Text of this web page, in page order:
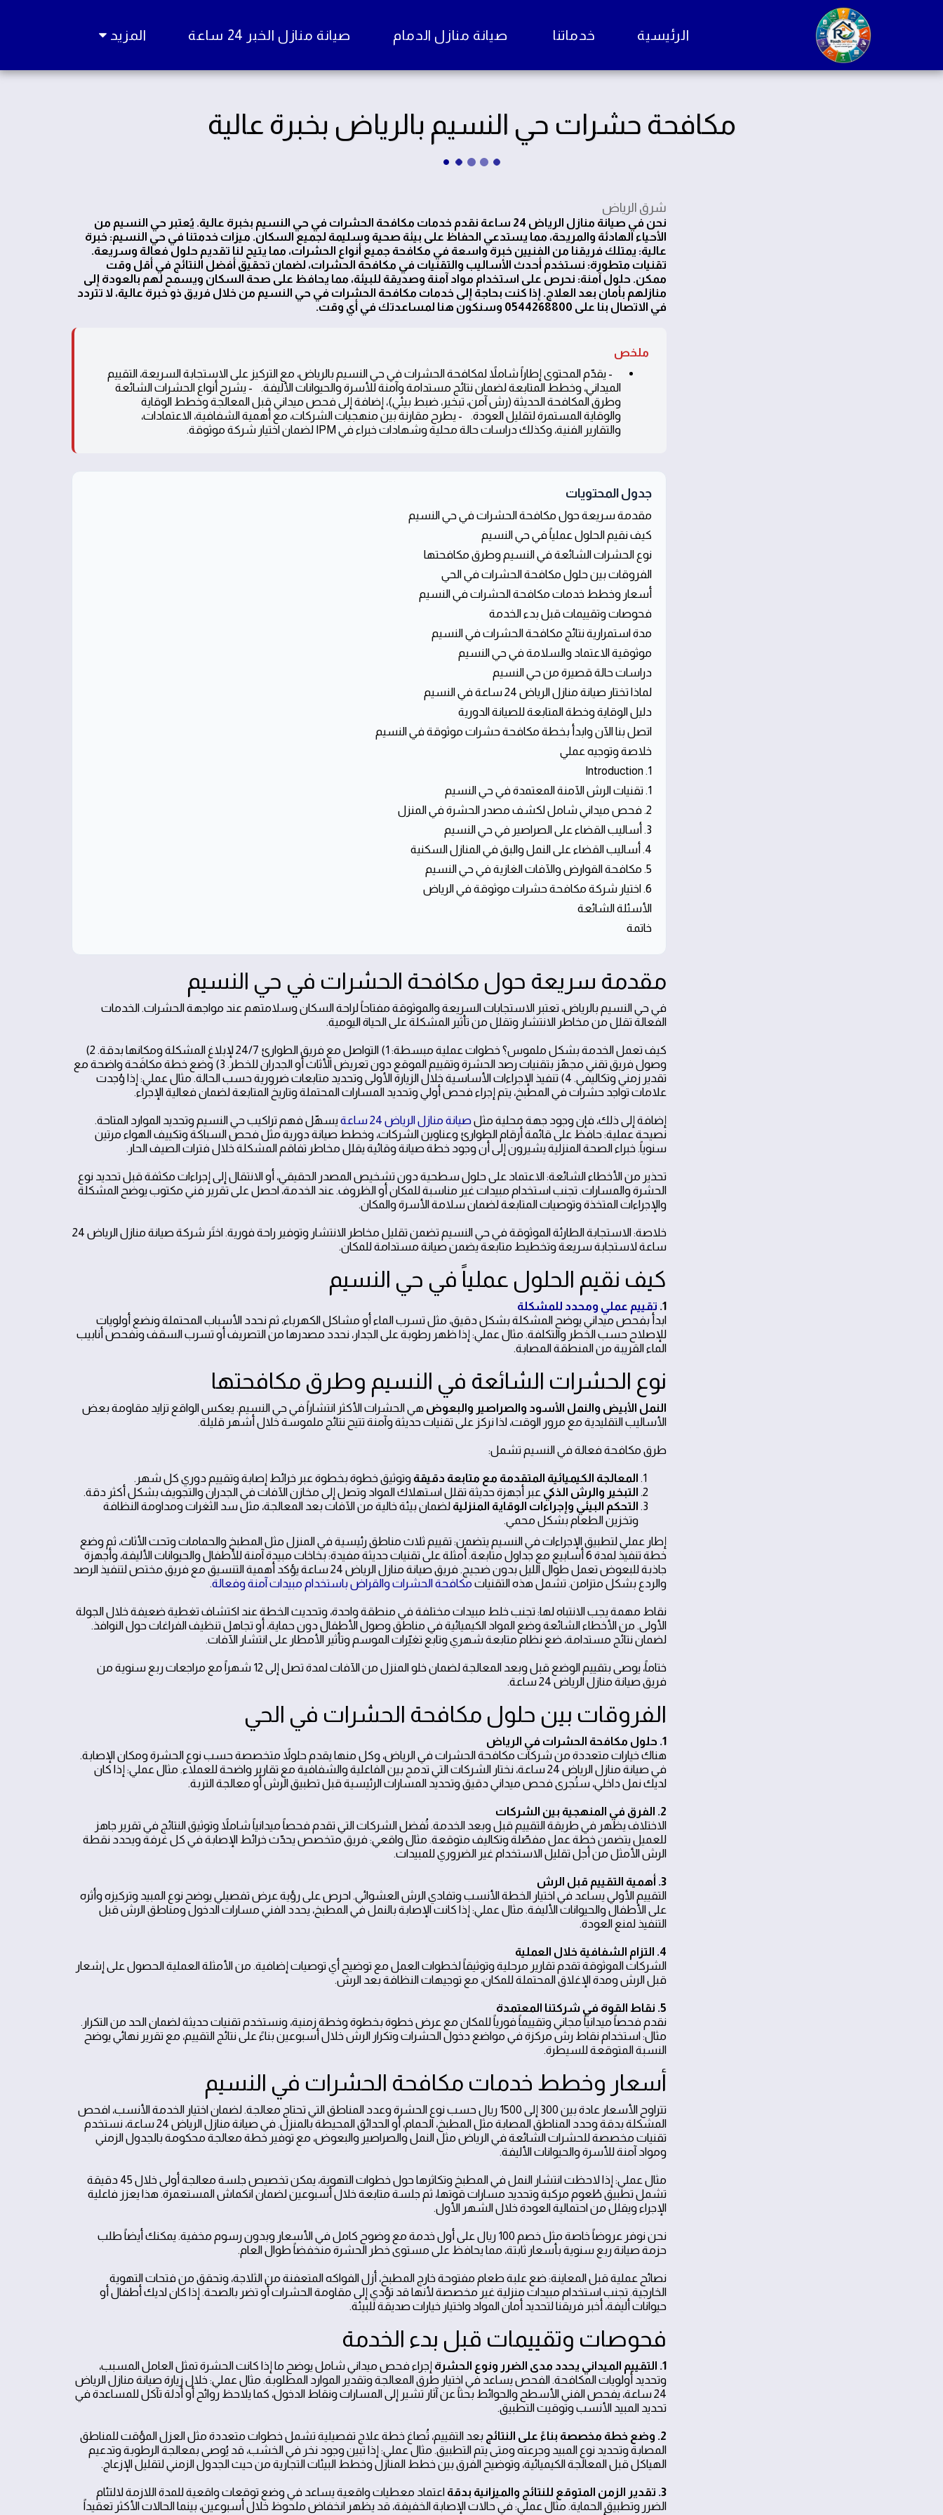
الرئيسية خدماتنا صيانة منازل الدمام صيانة منازل الخبر 24 ساعة المزيد
مكافحة حشرات حي النسيم بالرياض بخبرة عالية
شرق الرياض
نحن في صيانة منازل الرياض 24 ساعة نقدم خدمات مكافحة الحشرات في حي النسيم بخبرة عالية. يُعتبر حي النسيم من
الأحياء الهادئة والمريحة، مما يستدعي الحفاظ على بيئة صحية وسليمة لجميع السكان. ميزات خدمتنا في حي النسيم: خبرة
عالية: يمتلك فريقنا من الفنيين خبرة واسعة في مكافحة جميع أنواع الحشرات، مما يتيح لنا تقديم حلول فعالة وسريعة.
تقنيات متطورة: نستخدم أحدث الأساليب والتقنيات في مكافحة الحشرات، لضمان تحقيق أفضل النتائج في أقل وقت
ممكن. حلول آمنة: نحرص على استخدام مواد آمنة وصديقة للبيئة، مما يحافظ على صحة السكان ويسمح لهم بالعودة إلى
منازلهم بأمان بعد العلاج. إذا كنت بحاجة إلى خدمات مكافحة الحشرات في حي النسيم من خلال فريق ذو خبرة عالية، لا تتردد
في الاتصال بنا على 0544268800 وسنكون هنا لمساعدتك في أي وقت.
ملخص
- يقدّم المحتوى إطاراً شاملاً لمكافحة الحشرات في حي النسيم بالرياض، مع التركيز على الاستجابة السريعة، التقييم
الميداني، وخطط المتابعة لضمان نتائج مستدامة وآمنة للأسرة والحيوانات الأليفة. - يشرح أنواع الحشرات الشائعة
وطرق المكافحة الحديثة (رش آمن، تبخير، ضبط بيئي)، إضافة إلى فحص ميداني قبل المعالجة وخطط الوقاية
والوقاية المستمرة لتقليل العودة. - يطرح مقارنة بين منهجيات الشركات، مع أهمية الشفافية، الاعتمادات،
والتقارير الفنية، وكذلك دراسات حالة محلية وشهادات خبراء في IPM لضمان اختيار شركة موثوقة.
جدول المحتويات
مقدمة سريعة حول مكافحة الحشرات في حي النسيم
كيف نقيم الحلول عملياً في حي النسيم
نوع الحشرات الشائعة في النسيم وطرق مكافحتها
الفروقات بين حلول مكافحة الحشرات في الحي
أسعار وخطط خدمات مكافحة الحشرات في النسيم
فحوصات وتقييمات قبل بدء الخدمة
مدة استمرارية نتائج مكافحة الحشرات في النسيم
موثوقية الاعتماد والسلامة في حي النسيم
دراسات حالة قصيرة من حي النسيم
لماذا تختار صيانة منازل الرياض 24 ساعة في النسيم
دليل الوقاية وخطة المتابعة للصيانة الدورية
اتصل بنا الآن وابدأ بخطة مكافحة حشرات موثوقة في النسيم
خلاصة وتوجيه عملي
1. Introduction
1. تقنيات الرش الآمنة المعتمدة في حي النسيم
2. فحص ميداني شامل لكشف مصدر الحشرة في المنزل
3. أساليب القضاء على الصراصير في حي النسيم
4. أساليب القضاء على النمل والبق في المنازل السكنية
5. مكافحة القوارض والآفات الغازية في حي النسيم
6. اختيار شركة مكافحة حشرات موثوقة في الرياض
الأسئلة الشائعة
خاتمة
مقدمة سريعة حول مكافحة الحشرات في حي النسيم
في حي النسيم بالرياض، تعتبر الاستجابات السريعة والموثوقة مفتاحاً لراحة السكان وسلامتهم عند مواجهة الحشرات. الخدمات
الفعالة تقلل من مخاطر الانتشار وتقلل من تأثير المشكلة على الحياة اليومية.
كيف تعمل الخدمة بشكل ملموس؟ خطوات عملية مبسطة: 1) التواصل مع فريق الطوارئ 24/7 لإبلاغ المشكلة ومكانها بدقة. 2)
وصول فريق تقني مجهّز بتقنيات رصد الحشرة وتقييم الموقع دون تعريض الأثاث أو الجدران للخطر. 3) وضع خطة مكافَحة واضحة مع
تقدير زمني وتكاليفي. 4) تنفيذ الإجراءات الأساسية خلال الزيارة الأولى وتحديد متابعات ضرورية حسب الحالة. مثال عملي: إذا وُجدت
علامات تواجد حشرات في المطبخ، يتم إجراء فحص أولي وتحديد المسارات المحتملة وتاريخ المتابعة لضمان فعالية الإجراء.
إضافة إلى ذلك، فإن وجود جهة محلية مثلصيانة منازل الرياض 24 ساعة
يسهّل فهم تراكيب حي النسيم وتحديد الموارد المتاحة.
نصيحة عملية: حافظ على قائمة أرقام الطوارئ وعناوين الشركات، وخطط صيانة دورية مثل فحص السباكة وتكييف الهواء مرتين
سنوياً. خبراء الصحة المنزلية يشيرون إلى أن وجود خطة صيانة وقائية يقلل مخاطر تفاقم المشكلة خلال فترات الصيف الحار.
تحذير من الأخطاء الشائعة: الاعتماد على حلول سطحية دون تشخيص المصدر الحقيقي، أو الانتقال إلى إجراءات مكثفة قبل تحديد نوع
الحشرة والمسارات. تجنب استخدام مبيدات غير مناسبة للمكان أو الظروف. عند الخدمة، احصل على تقرير فني مكتوب يوضح المشكلة
والإجراءات المتخذة وتوصيات المتابعة لضمان سلامة الأسرة والمكان.
خلاصة: الاستجابة الطارئة الموثوقة في حي النسيم تضمن تقليل مخاطر الانتشار وتوفير راحة فورية. اختَر شركة صيانة منازل الرياض 24
ساعة لاستجابة سريعة وتخطيط متابعة يضمن صيانة مستدامة للمكان.
كيف نقيم الحلول عملياً في حي النسيم
1. تقييم عملي ومحدد للمشكلة
ابدأ بفحص ميداني يوضح المشكلة بشكل دقيق، مثل تسرب الماء أو مشاكل الكهرباء، ثم نحدد الأسباب المحتملة ونضع أولويات
للإصلاح حسب الخطر والتكلفة. مثال عملي: إذا ظهر رطوبة على الجدار، نحدد مصدرها من التصريف أو تسرب السقف ونفحص أنابيب
الماء القريبة من المنطقة المصابة.
نوع الحشرات الشائعة في النسيم وطرق مكافحتها
النمل الأبيض والنمل الأسود والصراصير والبعوض هي الحشرات الأكثر انتشاراً في حي النسيم. يعكس الواقع تزايد مقاومة بعض
الأساليب التقليدية مع مرور الوقت، لذا نركز على تقنيات حديثة وآمنة تتيح نتائج ملموسة خلال أشهر قليلة.
طرق مكافحة فعالة في النسيم تشمل:
المعالجة الكيميائية المتقدمة مع متابعة دقيقة وتوثيق خطوة بخطوة عبر خرائط إصابة وتقييم دوري كل شهر.
التبخير والرش الذكي عبر أجهزة حديثة تقلل استهلاك المواد وتصل إلى مخازن الآفات في الجدران والتجويف بشكل أكثر دقة.
التحكم البيئي وإجراءات الوقاية المنزلية لضمان بيئة خالية من الآفات بعد المعالجة، مثل سد الثغرات ومداومة النظافة
وتخزين الطعام بشكل محمي.
إطار عملي لتطبيق الإجراءات في النسيم يتضمن: تقييم ثلاث مناطق رئيسية في المنزل مثل المطبخ والحمامات وتحت الأثاث، ثم وضع
خطة تنفيذ لمدة 6 أسابيع مع جداول متابعة. أمثلة على تقنيات حديثة مفيدة: بخاخات مبيدة آمنة للأطفال والحيوانات الأليفة، وأجهزة
جاذبة للبعوض تعمل طوال الليل بدون ضجيج. فريق صيانة منازل الرياض 24 ساعة يؤكد أهمية التنسيق مع فريق مختص لتنفيذ الرصد
والردع بشكل متزامن. تشمل هذه التقنيات مكافحة الحشرات والقراض باستخدام مبيدات آمنة وفعالة.
نقاط مهمة يجب الانتباه لها: تجنب خلط مبيدات مختلفة في منطقة واحدة، وتحديث الخطة عند اكتشاف تغطية ضعيفة خلال الجولة
الأولى. من الأخطاء الشائعة وضع المواد الكيميائية في مناطق وصول الأطفال دون حماية، أو تجاهل تنظيف الفراغات حول النوافذ.
لضمان نتائج مستدامة، ضع نظام متابعة شهري وتابع تغيّرات الموسم وتأثير الأمطار على انتشار الآفات.
ختاماً، يوصى بتقييم الوضع قبل وبعد المعالجة لضمان خلو المنزل من الآفات لمدة تصل إلى 12 شهراً مع مراجعات ربع سنوية من
فريق صيانة منازل الرياض 24 ساعة.
الفروقات بين حلول مكافحة الحشرات في الحي
1. حلول مكافحة الحشرات في الرياض
هناك خيارات متعددة من شركات مكافحة الحشرات في الرياض، وكل منها يقدم حلولاً متخصصة حسب نوع الحشرة ومكان الإصابة.
في صيانة منازل الرياض 24 ساعة، نختار الشركات التي تدمج بين الفاعلية والشفافية مع تقارير واضحة للعملاء. مثال عملي: إذا كان
لديك نمل داخلي، ستُجرى فحص ميداني دقيق وتحديد المسارات الرئيسية قبل تطبيق الرش أو معالجة التربة.
2. الفرق في المنهجية بين الشركات
الاختلاف يظهر في طريقة التقييم قبل وبعد الخدمة. تُفضل الشركات التي تقدم فحصاً ميدانياً شاملاً وتوثيق النتائج في تقرير جاهز
للعميل يتضمن خطة عمل مفصّلة وتكاليف متوقعة. مثال واقعي: فريق متخصص يحدّث خرائط الإصابة في كل غرفة ويحدد نقطة
الرش الأمثل من أجل تقليل الاستخدام غير الضروري للمبيدات.
3. أهمية التقييم قبل الرش
التقييم الأولي يساعد في اختيار الخطة الأنسب وتفادي الرش العشوائي. احرص على رؤية عرض تفصيلي يوضح نوع المبيد وتركيزه وأثره
على الأطفال والحيوانات الأليفة. مثال عملي: إذا كانت الإصابة بالنمل في المطبخ، يحدد الفني مسارات الدخول ومناطق الرش قبل
التنفيذ لمنع العودة.
4. التزام الشفافية خلال العملية
الشركات الموثوقة تقدم تقارير مرحلية وتوثيقاً لخطوات العمل مع توضيح أي توصيات إضافية. من الأمثلة العملية الحصول على إشعار
قبل الرش ومدة الإغلاق المحتملة للمكان، مع توجيهات النظافة بعد الرش.
5. نقاط القوة في شركتنا المعتمدة
نقدم فحصاً ميدانياً مجاني وتقييماً فورياً للمكان مع عرض خطوة بخطوة وخطة زمنية، ونستخدم تقنيات حديثة لضمان الحد من التكرار.
مثال: استخدام نقاط رش مركزة في مواضع دخول الحشرات وتكرار الرش خلال أسبوعين بناءً على نتائج التقييم، مع تقرير نهائي يوضح
النسبة المتوقعة للسيطرة.
أسعار وخطط خدمات مكافحة الحشرات في النسيم
تتراوح الأسعار عادة بين 300 إلى 1500 ريال حسب نوع الحشرة وعدد المناطق التي تحتاج معالجة. لضمان اختيار الخدمة الأنسب، افحص
المشكلة بدقة وحدد المناطق المصابة مثل المطبخ، الحمام، أو الحدائق المحيطة بالمنزل. في صيانة منازل الرياض 24 ساعة، نستخدم
تقنيات مخصصة للحشرات الشائعة في الرياض مثل النمل والصراصير والبعوض، مع توفير خطة معالجة محكومة بالجدول الزمني
ومواد آمنة للأسرة والحيوانات الأليفة.
مثال عملي: إذا لاحظت انتشار النمل في المطبخ وتكاثرها حول خطوات التهوية، يمكن تخصيص جلسة معالجة أولى خلال 45 دقيقة
تشمل تطبيق طُعوم مركبة وتحديد مسارات قوتها، ثم جلسة متابعة خلال أسبوعين لضمان انكماش المستعمرة. هذا يعزز فاعلية
الإجراء ويقلل من احتمالية العودة خلال الشهر الأول.
نحن نوفر عروضاً خاصة مثل خصم 100 ريال على أول خدمة مع وضوح كامل في الأسعار وبدون رسوم مخفية. يمكنك أيضاً طلب
حزمة صيانة ربع سنوية بأسعار ثابتة، مما يحافظ على مستوى خطر الحشرة منخفضاً طوال العام.
نصائح عملية قبل المعاينة: ضع علبة طعام مفتوحة خارج المطبخ، أزل الفواكه المتعفنة من الثلاجة، وتحقق من فتحات التهوية
الخارجية. تجنب استخدام مبيدات منزلية غير مخصصة لأنها قد تؤدي إلى مقاومة الحشرات أو تضر بالصحة. إذا كان لديك أطفال أو
حيوانات أليفة، أخبر فريقنا لتحديد أمان المواد واختيار خيارات صديقة للبيئة.
فحوصات وتقييمات قبل بدء الخدمة
1. التقييم الميداني يحدد مدى الضرر ونوع الحشرة
إجراء فحص ميداني شامل يوضح ما إذا كانت الحشرة تمثل العامل المسبب،
وتحديد أولويات المكافحة. الفحص يساعد في اختيار طرق المعالجة وتقدير الموارد المطلوبة. مثال عملي: خلال زيارة صيانة منازل الرياض
24 ساعة، يفحص الفني الأسطح والحوائط بحثاً عن آثار تشير إلى المسارات ونقاط الدخول، كما يلاحظ روائح أو أدلة تآكل للمساعدة في
تحديد المبيد الأنسب وتوقيت التطبيق.
2. وضع خطة مخصصة بناءً على النتائج
بعد التقييم، تُصاغ خطة علاج تفصيلية تشمل خطوات متعددة مثل العزل المؤقت للمناطق
المصابة وتحديد نوع المبيد وجرعته ومتى يتم التطبيق. مثال عملي: إذا تبين وجود نخر في الخشب، قد يُوصى بمعالجة الرطوبة وتدعيم
الهياكل قبل المعالجة الكيميائية، وتوضيح الفرق بين خطط المنازل وخطط البيئات التجارية من حيث الجدول الزمني لتقليل الإزعاج.
3. تقدير الزمن المتوقع للنتائج والميزانية بدقة
اعتماد معطيات واقعية يساعد في وضع توقعات واقعية للمدة اللازمة لالتئام
الضرر وتطبيق الحماية. مثال عملي: في حالات الإصابة الخفيفة، قد يظهر انخفاض ملحوظ خلال أسبوعين، بينما الحالات الأكثر تعقيداً